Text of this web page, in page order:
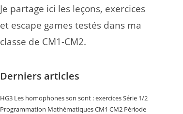
Je partage ici les leçons, exercices
et escape games testés dans ma
classe de CM1-CM2.
Derniers articles
HG3 Les homophones son sont : exercices Série 1/2
Programmation Mathématiques CM1 CM2 Période